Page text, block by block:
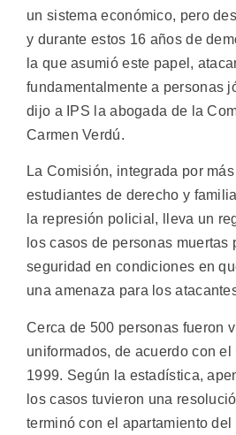
un sistema económico, pero
y durante estos 16 años de
la que asumió este papel,
fundamentalmente a personas
dijo a IPS la abogada de la
Carmen Verdú.
La Comisión, integrada por
estudiantes de derecho y
la represión policial, lleva un
los casos de personas muertas
seguridad en condiciones en
una amenaza para los
Cerca de 500 personas fueron
uniformados, de acuerdo con
1999. Según la estadística,
los casos tuvieron una
terminó con el apartamiento